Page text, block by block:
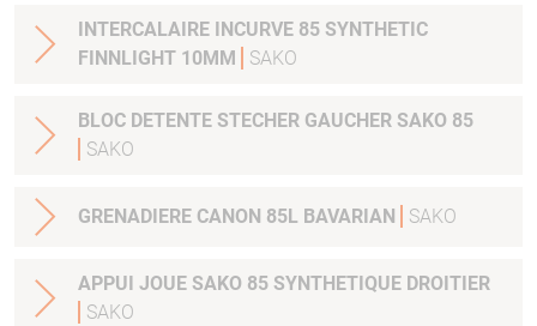
INTERCALAIRE INCURVE 85 SYNTHETIC
FINNLIGHT 10MM
SAKO
BLOC DETENTE STECHER GAUCHER SAKO 85
SAKO
GRENADIERE CANON 85L BAVARIAN SAKO
APPUI JOUE SAKO 85 SYNTHETIQUE DROITIER
SAKO